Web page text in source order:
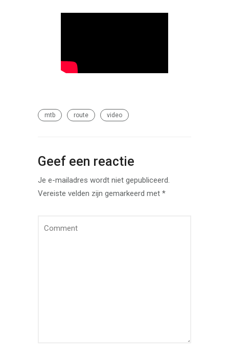
mtb route video
Geef een reactie
Je e-mailadres wordt niet gepubliceerd.
Vereiste velden zijn gemarkeerd met *